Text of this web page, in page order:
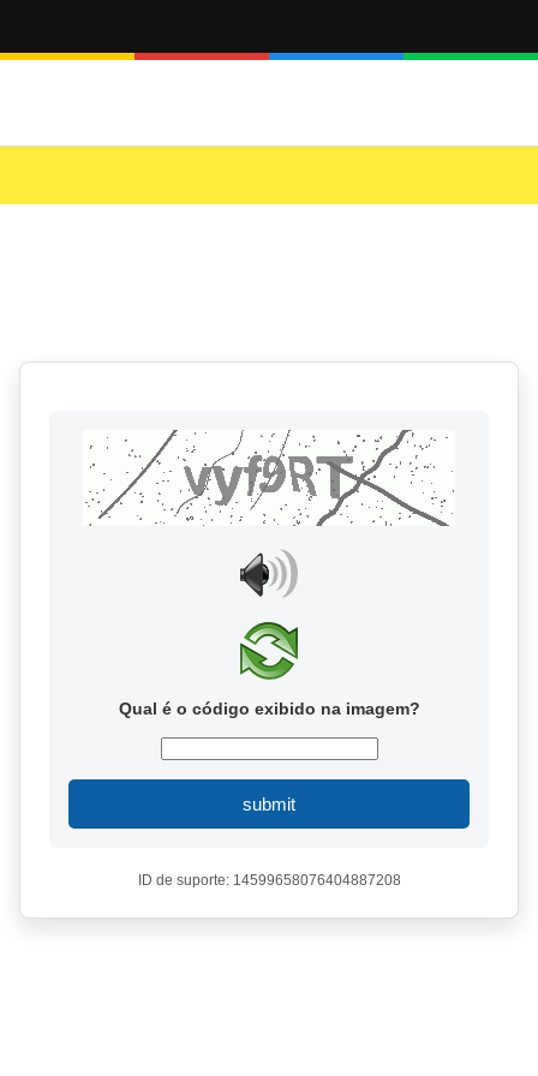
Qual é o código exibido na imagem?
submit
ID de suporte: 14599658076404887208